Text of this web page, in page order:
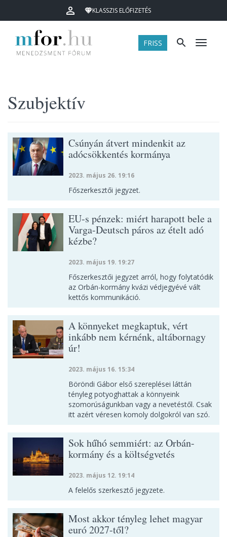
KLASSZIS ELŐFIZETÉS
FRISS Menü
Szubjektív
Csúnyán átvert mindenkit az
adócsökkentés kormánya
2023. május 26. 19:16
Főszerkesztői jegyzet.
EU-s pénzek: miért harapott bele a
Varga-Deutsch páros az ételt adó
kézbe?
2023. május 19. 19:27
Főszerkesztői jegyzet arról, hogy folytatódik
az Orbán-kormány kvázi védjegyévé vált
kettős kommunikáció.
A könnyeket megkaptuk, vért
inkább nem kérnénk, altábornagy
úr!
2023. május 16. 15:34
Böröndi Gábor első szereplései láttán
tényleg potyoghattak a könnyeink
szomorúságunkban vagy a nevetéstől. Csak
itt azért véresen komoly dolgokról van szó.
Sok hűhó semmiért: az Orbán-
kormány és a költségvetés
2023. május 12. 19:14
A felelős szerkesztő jegyzete.
Most akkor tényleg lehet magyar
euró 2027-től?